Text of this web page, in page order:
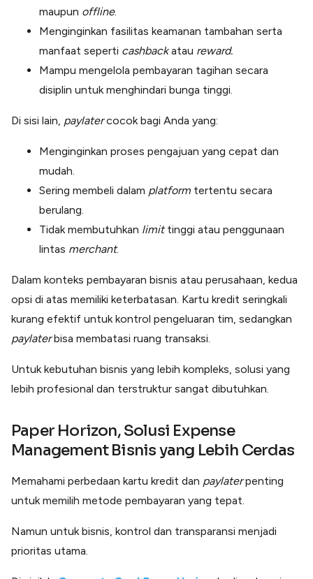
maupun offline.
Menginginkan fasilitas keamanan tambahan serta
manfaat seperti cashbackatau reward.
Mampu mengelola pembayaran tagihan secara
disiplin untuk menghindari bunga tinggi.
Di sisi lain, paylatercocok bagi Anda yang:
Menginginkan proses pengajuan yang cepat dan
mudah.
Sering membeli dalam platform tertentu secara
berulang.
Tidak membutuhkan limittinggi atau penggunaan
lintas merchant.
Dalam konteks pembayaran bisnis atau perusahaan, kedua
opsi di atas memiliki keterbatasan. Kartu kredit seringkali
kurang efektif untuk kontrol pengeluaran tim, sedangkan
paylaterbisa membatasi ruang transaksi.
Untuk kebutuhan bisnis yang lebih kompleks, solusi yang
lebih profesional dan terstruktur sangat dibutuhkan.
Paper Horizon, Solusi Expense
Management Bisnis yang Lebih Cerdas
Memahami perbedaan kartu kredit dan paylaterpenting
untuk memilih metode pembayaran yang tepat.
Namun untuk bisnis, kontrol dan transparansi menjadi
prioritas utama.